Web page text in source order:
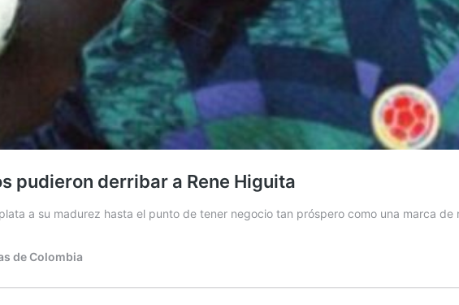
pudieron derribar a Rene Higuita
a su madurez hasta el punto de tener negocio tan próspero como una marca de
de Colombia